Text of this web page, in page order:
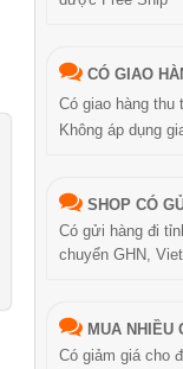
CÓ GIAO
Có giao hàng thu
Không áp dụng
SHOP CÓ
Có gửi hàng đi
chuyển GHN,
MUA NHIỀU
Có giảm giá cho